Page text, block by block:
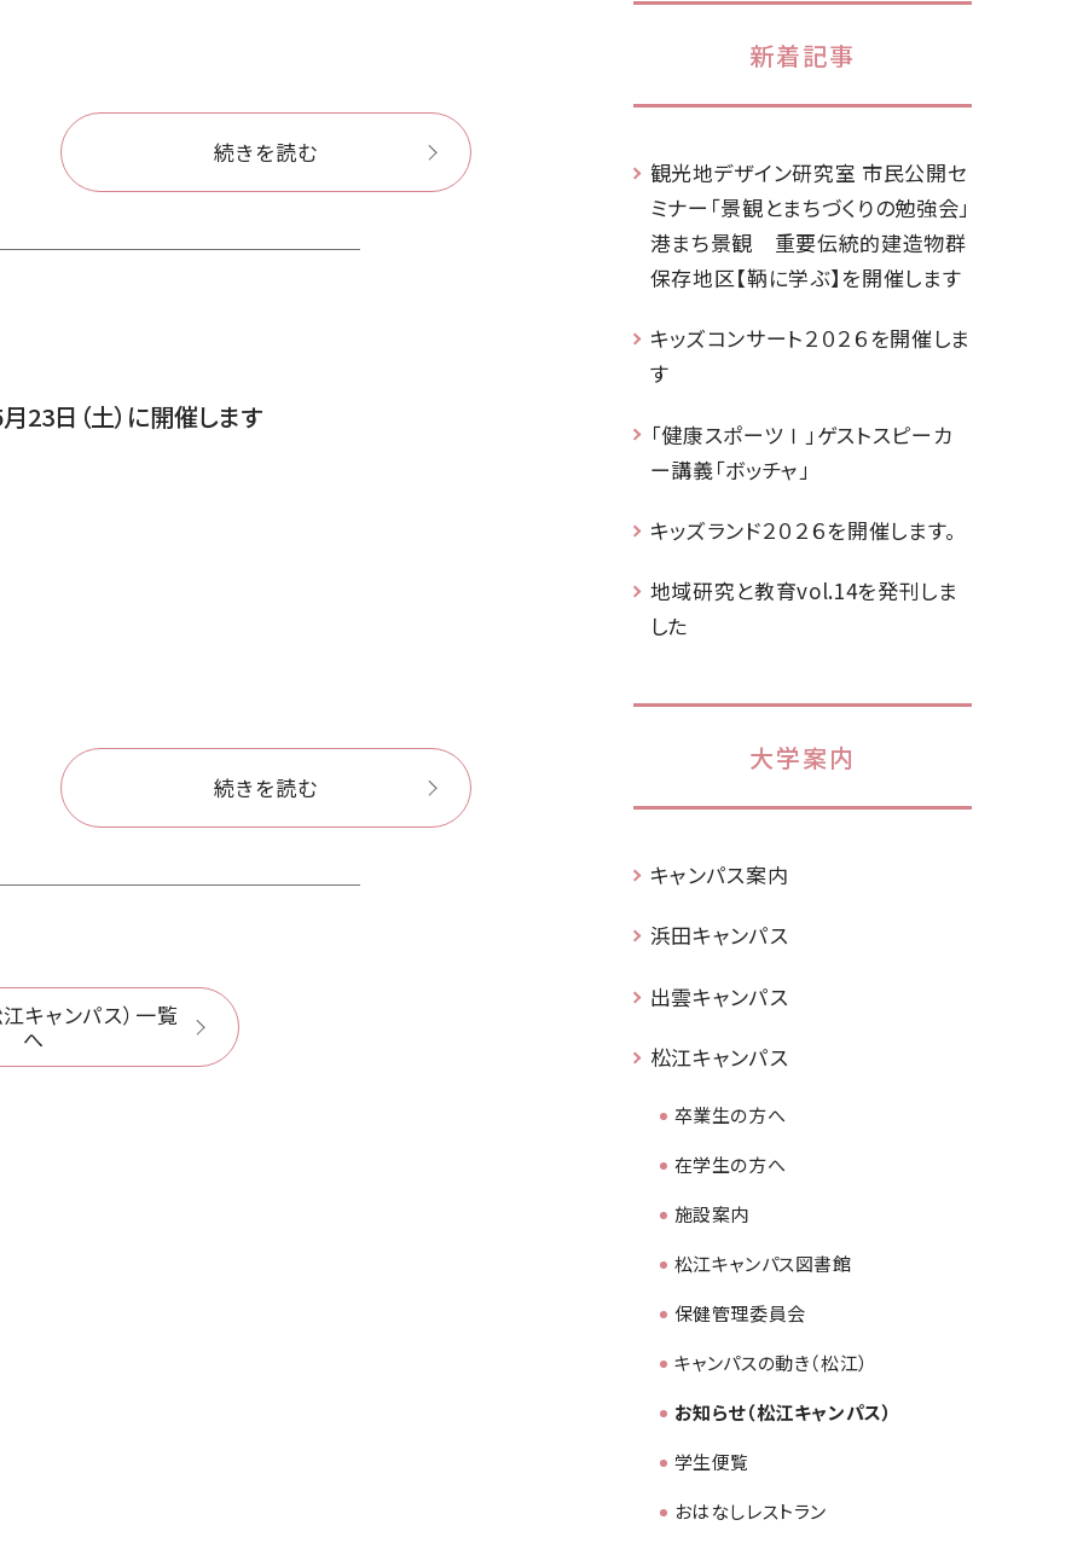
続きを読む
日（土）に開催します
続きを読む
キャンパス）一覧
へ
新着記事
観光地デザイン研究室 市民公開セ
ミナー「景観とまちづくりの勉強会」
港まち景観 重要伝統的建造物群
保存地区【鞆に学ぶ】を開催します
キッズコンサート２０２６を開催しま
す
「健康スポーツⅠ」ゲストスピーカ
ー講義「ボッチャ」
キッズランド２０２６を開催します。
地域研究と教育vol.14を発刊しま
した
大学案内
キャンパス案内
浜田キャンパス
出雲キャンパス
松江キャンパス
卒業生の方へ
在学生の方へ
施設案内
松江キャンパス図書館
保健管理委員会
キャンパスの動き（松江）
お知らせ（松江キャンパス）
学生便覧
おはなしレストラン